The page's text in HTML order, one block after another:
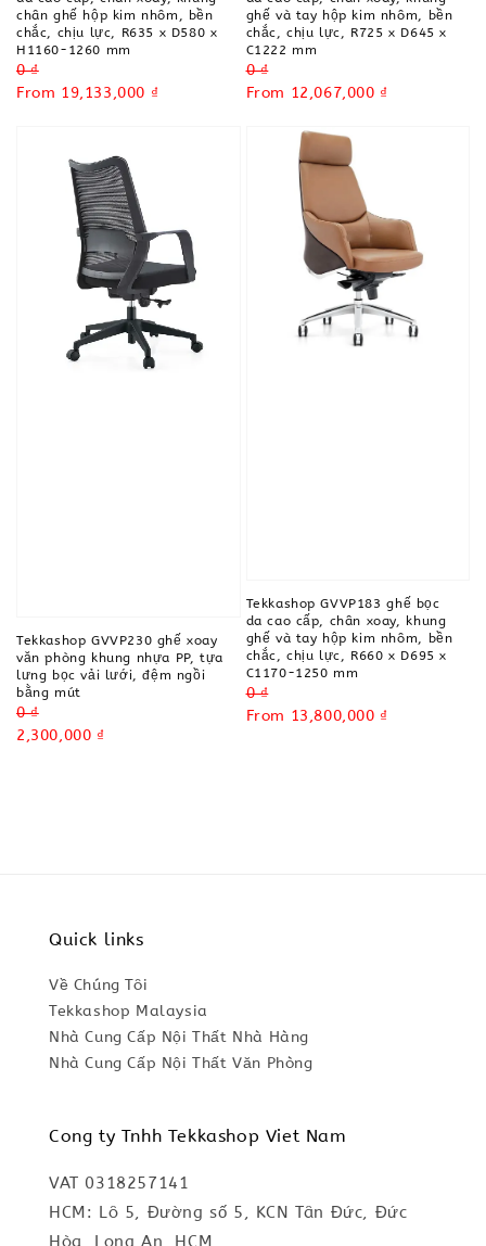
chân ghế hộp kim nhôm, bền
chắc, chịu lực, R635 x D580 x
H1160-1260 mm
Regular
price
0 ₫
Sale
From 19,133,000 ₫
ghế và tay hộp kim nhôm, bền
chắc, chịu lực, R725 x D645 x
C1222 mm
Regular
price
0 ₫
Sale
From 12,067,000 ₫
Tekkashop GVVP230 ghế xoay
văn phòng khung nhựa PP, tựa
lưng bọc vải lưới, đệm ngồi
bằng mút
Regular
price
0 ₫
Sale
2,300,000 ₫
Tekkashop GVVP183 ghế bọc
da cao cấp, chân xoay, khung
ghế và tay hộp kim nhôm, bền
chắc, chịu lực, R660 x D695 x
C1170-1250 mm
Regular
price
0 ₫
Sale
From 13,800,000 ₫
Quick links
Về Chúng Tôi
Tekkashop Malaysia
Nhà Cung Cấp Nội Thất Nhà Hàng
Nhà Cung Cấp Nội Thất Văn Phòng
Cong ty Tnhh Tekkashop Viet Nam
VAT 0318257141
HCM: Lô 5, Đường số 5, KCN Tân Đức, Đức
Hòa, Long An, HCM